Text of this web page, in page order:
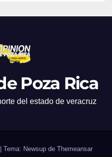
Poza Rica
del estado de veracruz
| Tema: Newsup de Themeansar